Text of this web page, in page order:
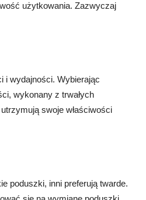
użytkowania. Zazwyczaj
i wydajności. Wybierając
wykonany z trwałych
swoje właściwości
poduszki, inni preferują twarde.